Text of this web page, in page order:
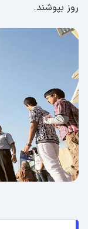
روز بپوشند.